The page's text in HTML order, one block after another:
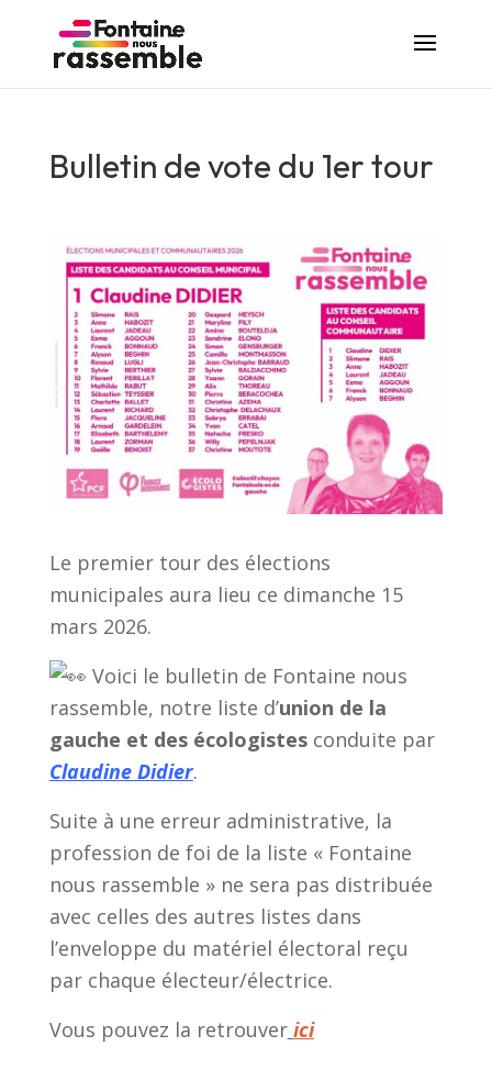
Bulletin de vote du 1er tour
Le premier tour des élections
municipales aura lieu ce dimanche 15
mars 2026.
Voici le bulletin de Fontaine nous
rassemble, notre liste d’union de la
gauche et des écologistesconduite par
Claudine Didier.
Suite à une erreur administrative, la
profession de foi de la liste « Fontaine
nous rassemble » ne sera pas distribuée
avec celles des autres listes dans
l’enveloppe du matériel électoral reçu
par chaque électeur/électrice.
Vous pouvez la retrouver ici